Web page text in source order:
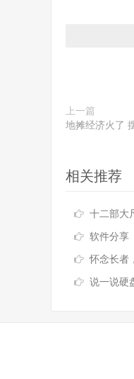
上一篇
地摊经济火了
相关推荐
十二部大
软件分享
怀念长者
说一说硬